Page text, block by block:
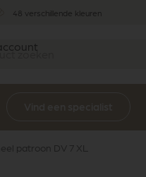
Multifunctioneel
patroon DV 7 XL